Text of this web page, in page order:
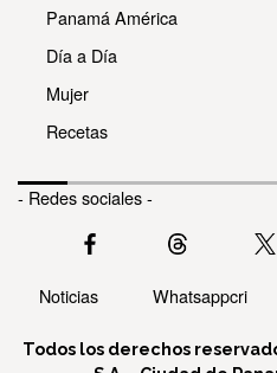
Panamá América
Día a Día
Mujer
Recetas
- Redes sociales -
Noticias Whatsappcri
Todos los derechos